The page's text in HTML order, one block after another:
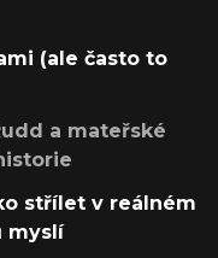
(ale často to
a mateřské
střílet v reálném
myslí